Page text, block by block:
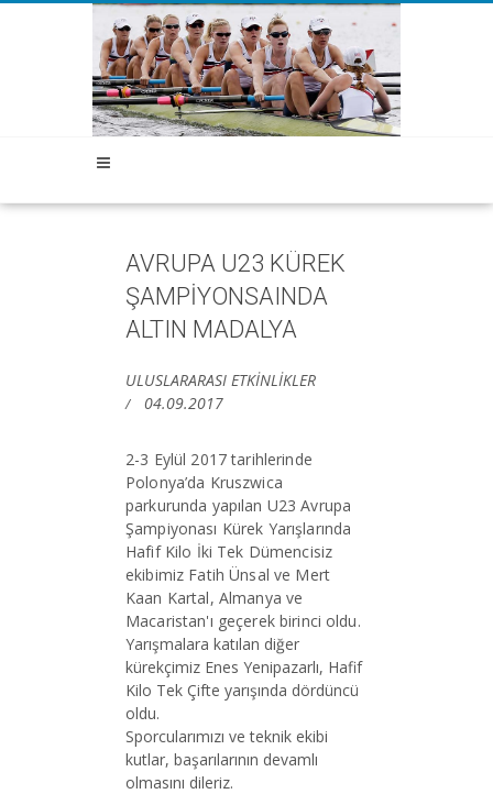
AVRUPA U23 KÜREK
ŞAMPİYONSAINDA
ALTIN MADALYA
ULUSLARARASI ETKİNLİKLER
04.09.2017
2-3 Eylül 2017 tarihlerinde
Polonya’da Kruszwica
parkurunda yapılan U23 Avrupa
Şampiyonası Kürek Yarışlarında
Hafif Kilo İki Tek Dümencisiz
ekibimiz Fatih Ünsal ve Mert
Kaan Kartal, Almanya ve
Macaristan'ı geçerek birinci oldu.
Yarışmalara katılan diğer
kürekçimiz Enes Yenipazarlı, Hafif
Kilo Tek Çifte yarışında dördüncü
oldu.
Sporcularımızı ve teknik ekibi
kutlar, başarılarının devamlı
olmasını dileriz.